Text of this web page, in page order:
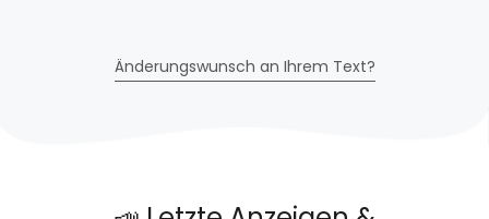
Änderungswunsch an Ihrem Text?